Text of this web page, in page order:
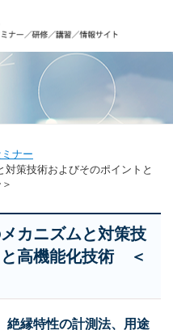
ナー
策技術およびそのポイントと
カニズムと対策技
高機能化技術 ＜
絶縁特性の計測法、用途